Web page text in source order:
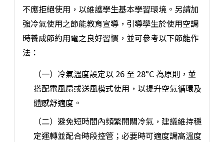
不應拒絕使用，以維護學生基本學習環境。另請加
強冷氣使用之節能教育宣導，引導學生於使用空調
時養成節約用電之良好習慣，並可參考以下節能作
法：
（一）冷氣溫度設定以 26 至 28°C 為原則，並
搭配電風扇或送風模式使用，以提升空氣循環及
體感舒適度。
（二）避免短時間內頻繁開關冷氣，建議維持穩
定運轉並配合時段控管；必要時可適度調高溫度